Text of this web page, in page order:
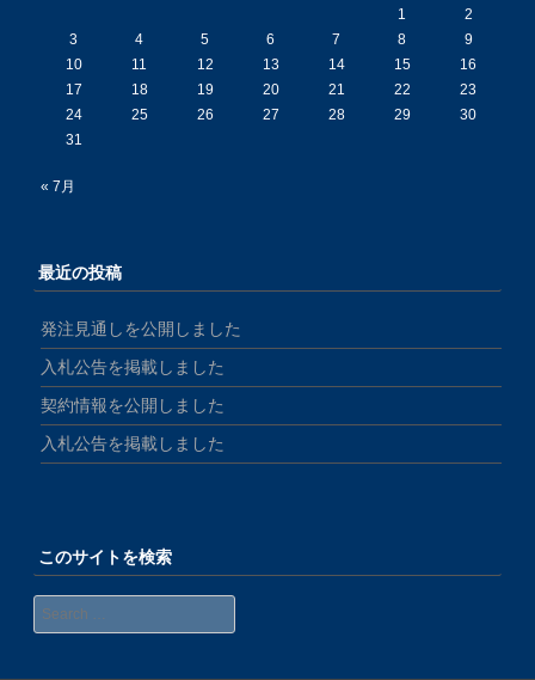
1
2
3
4 5 6 7 8
9
10
11 12 13 14 15
16
17
18 19 20 21 22
23
24
25 26 27 28 29
30
31
« 7月
最近の投稿
発注見通しを公開しました
入札公告を掲載しました
契約情報を公開しました
入札公告を掲載しました
このサイトを検索
Search